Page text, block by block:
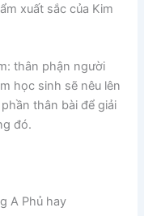
xuất sắc của Kim
thân phận người
học sinh sẽ nêu lên
thân bài để giải
đó.
A Phủ hay